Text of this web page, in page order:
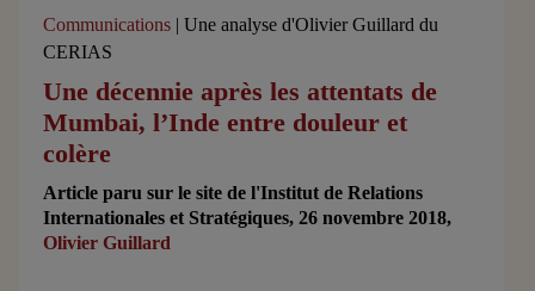
Communications | Une analyse d'Olivier Guillard du
CERIAS
Une décennie après les attentats de
Mumbai, l’Inde entre douleur et
colère
Article paru sur le site de l'Institut de Relations
Internationales et Stratégiques, 26 novembre 2018,
Olivier Guillard